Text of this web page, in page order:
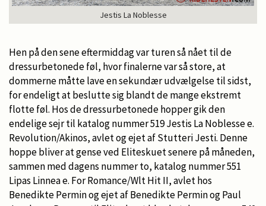
Jestis La Noblesse
Hen på den sene eftermiddag var turen så nået til de
dressurbetonede føl, hvor finalerne var så store, at
dommerne måtte lave en sekundær udvælgelse til sidst,
for endeligt at beslutte sig blandt de mange ekstremt
flotte føl. Hos de dressurbetonede hopper gik den
endelige sejr til katalog nummer 519 Jestis La Noblesse e.
Revolution/Akinos, avlet og ejet af Stutteri Jesti. Denne
hoppe bliver at gense ved Eliteskuet senere på måneden,
sammen med dagens nummer to, katalog nummer 551
Lipas Linnea e. For Romance/Wlt Hit II, avlet hos
Benedikte Permin og ejet af Benedikte Permin og Paul